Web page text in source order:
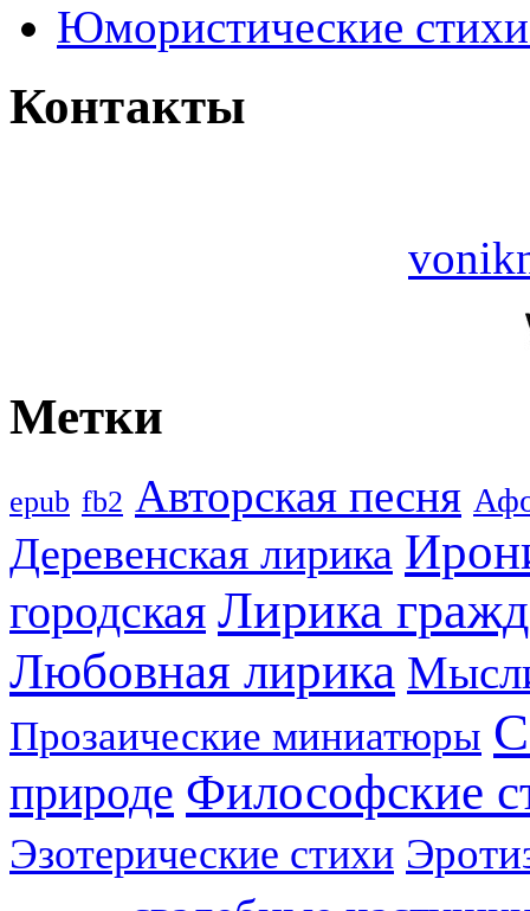
Юмористические
Контакты
Метки
epub fb2 Авторская песня
Деревенская лирика
городская Лирика
Любовная лирика
Прозаические миниатюры
природе Философские
Эзотерические стихи